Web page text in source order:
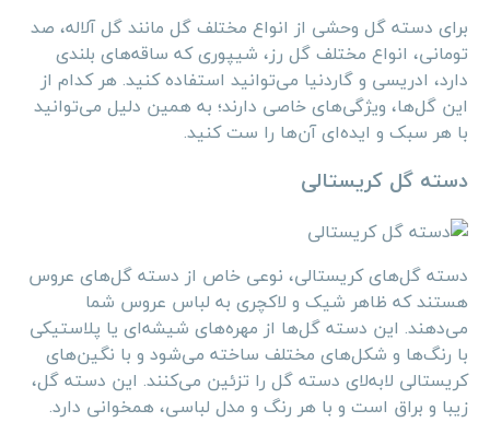
برای دسته گل وحشی از انواع مختلف گل مانند گل آلاله، صد
تومانی، انواع مختلف گل رز، شیپوری که ساقه‌های بلندی
دارد، ادریسی و گاردنیا می‌توانید استفاده کنید. هر کدام از
این گل‌ها، ویژگی‌های خاصی دارند؛ به همین دلیل می‌توانید
با هر سبک و ایده‌ای آن‌ها را ست کنید.
دسته گل کریستالی
دسته گل‌های کریستالی، نوعی خاص از دسته گل‌های عروس
هستند که ظاهر شیک و لاکچری به لباس عروس شما
می‌دهند. این دسته گل‌ها از مهره‌های شیشه‌ای یا پلاستیکی
با رنگ‌ها و شکل‌های مختلف ساخته می‌شود و با نگین‌های
کریستالی لابه‌لای دسته گل را تزئین می‌کنند. این دسته گل،
زیبا و براق است و با هر رنگ و مدل لباسی، همخوانی دارد.